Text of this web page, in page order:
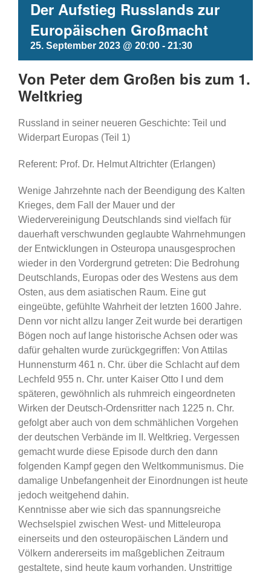
Der Aufstieg Russlands zur
Europäischen Großmacht
25. September 2023 @ 20:00 - 21:30
Von Peter dem Großen bis zum 1.
Weltkrieg
Russland in seiner neueren Geschichte: Teil und
Widerpart Europas (Teil 1)
Referent: Prof. Dr. Helmut Altrichter (Erlangen)
Wenige Jahrzehnte nach der Beendigung des Kalten
Krieges, dem Fall der Mauer und der
Wiedervereinigung Deutschlands sind vielfach für
dauerhaft verschwunden geglaubte Wahrnehmungen
der Entwicklungen in Osteuropa unausgesprochen
wieder in den Vordergrund getreten: Die Bedrohung
Deutschlands, Europas oder des Westens aus dem
Osten, aus dem asiatischen Raum. Eine gut
eingeübte, gefühlte Wahrheit der letzten 1600 Jahre.
Denn vor nicht allzu langer Zeit wurde bei derartigen
Bögen noch auf lange historische Achsen oder was
dafür gehalten wurde zurückgegriffen: Von Attilas
Hunnensturm 461 n. Chr. über die Schlacht auf dem
Lechfeld 955 n. Chr. unter Kaiser Otto I und dem
späteren, gewöhnlich als ruhmreich eingeordneten
Wirken der Deutsch-Ordensritter nach 1225 n. Chr.
gefolgt aber auch von dem schmählichen Vorgehen
der deutschen Verbände im II. Weltkrieg. Vergessen
gemacht wurde diese Episode durch den dann
folgenden Kampf gegen den Weltkommunismus. Die
damalige Unbefangenheit der Einordnungen ist heute
jedoch weitgehend dahin.
Kenntnisse aber wie sich das spannungsreiche
Wechselspiel zwischen West- und Mitteleuropa
einerseits und den osteuropäischen Ländern und
Völkern andererseits im maßgeblichen Zeitraum
gestaltete, sind heute kaum vorhanden. Unstrittige